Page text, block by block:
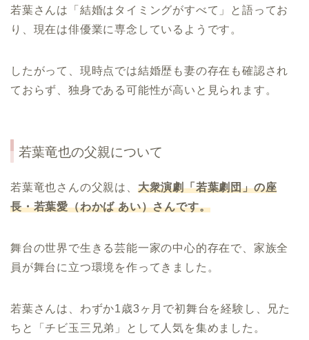
若葉さんは「結婚はタイミングがすべて」と語ってお
り、現在は俳優業に専念しているようです。
したがって、現時点では結婚歴も妻の存在も確認され
ておらず、独身である可能性が高いと見られます。
若葉竜也の父親について
若葉竜也さんの父親は、 大衆演劇「若葉劇団」の座
長・若葉愛（わかば あい）さんです。
舞台の世界で生きる芸能一家の中心的存在で、家族全
員が舞台に立つ環境を作ってきました。
若葉さんは、わずか1歳3ヶ月で初舞台を経験し、兄た
ちと「チビ玉三兄弟」として人気を集めました。